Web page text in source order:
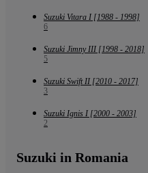
Suzuki Vitara I [1988 - 1998]
6
Suzuki Jimny III [1998 - 2018]
5
Suzuki Swift II [2010 - 2017]
3
Suzuki Ignis I [2000 - 2003]
2
Suzuki in Romania